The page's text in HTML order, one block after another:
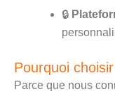
🔒
Pourquoi
Parce que nous